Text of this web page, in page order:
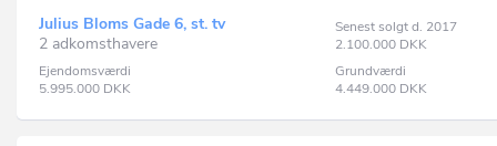
Julius Bloms Gade 6, st. tv
2 adkomsthavere
Senest solgt d. 2017
2.100.000 DKK
Ejendomsværdi
5.995.000 DKK
Grundværdi
4.449.000 DKK